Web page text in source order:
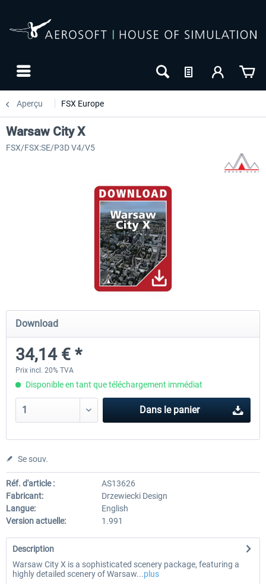
Aperçu FSX Europe
Mega Airport Frankfurt V2.0
30,20 € *
Mega Airport Berlin
Warsaw City X
FSX/FSX:SE/P3D V4/V5
Download
34,14 € *
Prix incl. 20% TVA
Disponible en tant que téléchargement immédiat
Dans le panier
Se souv.
Réf. d'article :
AS13626
Fabricant:
Drzewiecki Design
Langue:
English
Version actuelle:
1.991
Description
Warsaw City X is a sophisticated scenery package, featuring a
highly detailed scenery of Warsaw...plus